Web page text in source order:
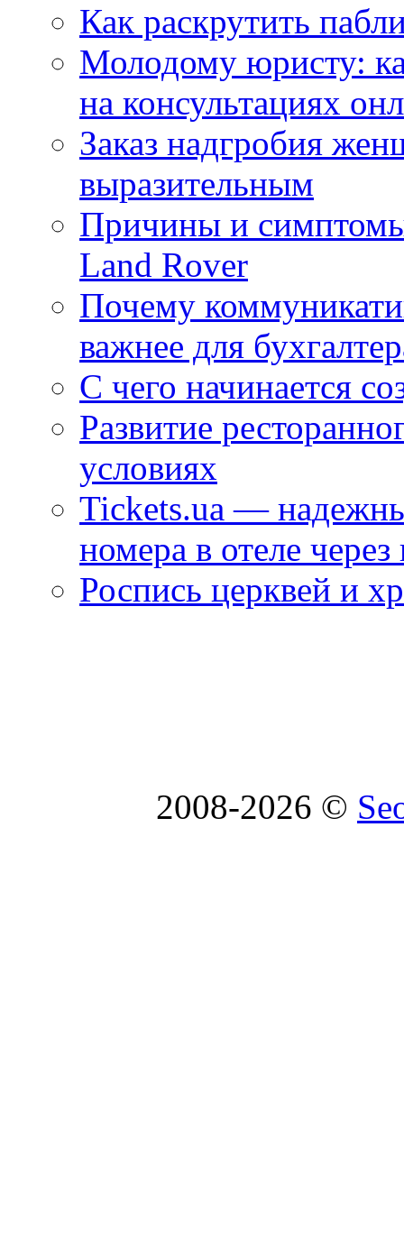
Как раскрутить
Молодому юристу:
на консультациях
Заказ надгробия
выразительным
Причины и
Land Rover
Почему
важнее для
С чего начинается
Развитие
условиях
Tickets.ua —
номера в отеле через
Роспись церквей и
2008-2026 ©